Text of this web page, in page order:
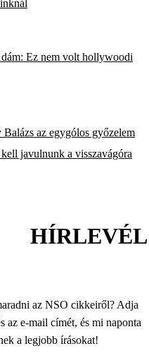
Ez nem volt hollywoodi
az egygólos győzelem
javulnunk a visszavágóra
HÍRLEVÉL
az NSO cikkeiről? Adja
az e-mail címét, és mi naponta
a legjobb írásokat!